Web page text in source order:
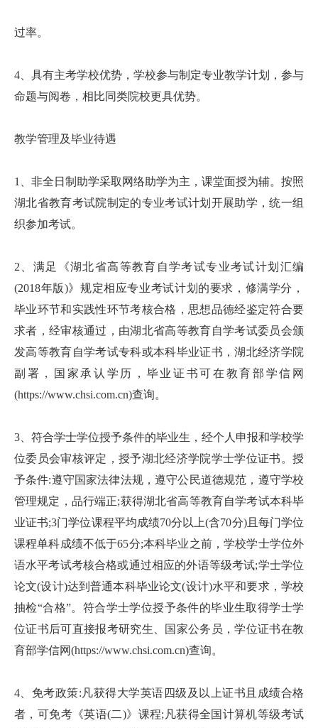
过率。
4、具有主考学校优势，学校参与制定专业教学计划，参与
命题与阅卷，相比同类院校更具优势。
教学管理及毕业待遇
1、非全日制助学采取网络助学为主，课堂面授为辅。按照
湖北省教育考试院制定的专业考试计划开展助学，统一组
织参加考试。
2、满足《湖北省高等教育自学考试专业考试计划汇编
(2018年版)》规定相应专业考试计划的要求，修满学分，
毕业环节和实践性环节考核合格，思想品德经鉴定符合要
求者，经审核通过，由湖北省高等教育自学考试委员会颁
发高等教育自学考试专科或本科毕业证书，湖北经济学院
副署，国家承认学历，毕业证书可在教育部学信网
(https://www.chsi.com.cn)查询。
3、符合学士学位授予条件的毕业生，经个人申报和学校学
位委员会审核评定，授予湖北经济学院学士学位证书。授
予条件:遵守国家法律法规，遵守公民道德规范，遵守学校
管理规定，品行端正;获得湖北省高等教育自学考试本科毕
业证书;3门学位课程平均成绩70分以上(含70分)且每门学位
课程单科成绩不低于65分;本科毕业之前，学校学士学位外
语水平考试考核合格或通过相应的外语等级考试;学士学位
论文(设计)达到普通本科毕业论文(设计)水平和要求，学校
抽检“合格”。符合学士学位授予条件的毕业生取得学士学
位证书后可直接报考研究生、国家公务员，学位证书在教
育部学信网(https://www.chsi.com.cn)查询。
4、免考政策:凡获得大学英语四级及以上证书且成绩合格
者，可免考《英语(二)》课程;凡获得全国计算机等级考试